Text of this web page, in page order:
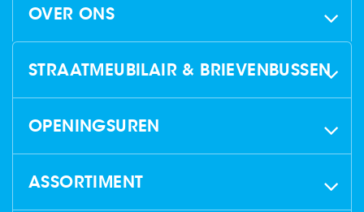
OVER ONS
STRAATMEUBILAIR & BRIEVENBUSSEN
OPENINGSUREN
ASSORTIMENT